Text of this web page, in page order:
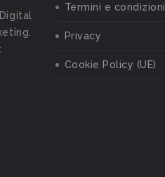
Termini e condizioni
Privacy
Cookie Policy (UE)